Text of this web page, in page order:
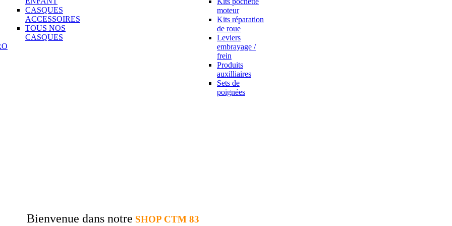
CASQUES
ACCESSOIRES
TOUS NOS
CASQUES
moteur
Kits réparation
de roue
Leviers
embrayage /
frein
Produits
auxilliaires
Sets de
poignées
Bienvenue dans notre SHOP CTM 83